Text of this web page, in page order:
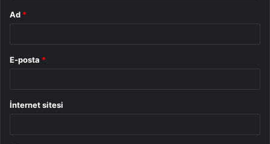
Ad *
E-posta *
İnternet sitesi